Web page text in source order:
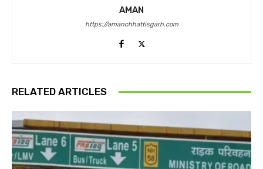
AMAN
https://amanchhattisgarh.com
RELATED ARTICLES